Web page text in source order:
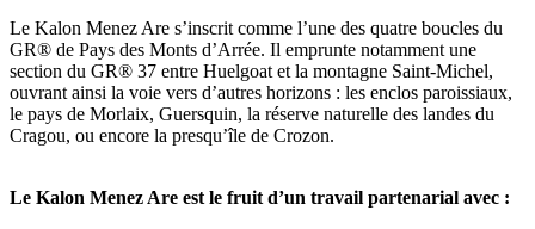
Le Kalon Menez Are s’inscrit comme l’une des quatre boucles du
GR® de Pays des Monts d’Arrée. Il emprunte notamment une
section du GR® 37 entre Huelgoat et la montagne Saint-Michel,
ouvrant ainsi la voie vers d’autres horizons : les enclos paroissiaux,
le pays de Morlaix, Guersquin, la réserve naturelle des landes du
Cragou, ou encore la presqu’île de Crozon.
Le Kalon Menez Are est le fruit d’un travail partenarial avec :